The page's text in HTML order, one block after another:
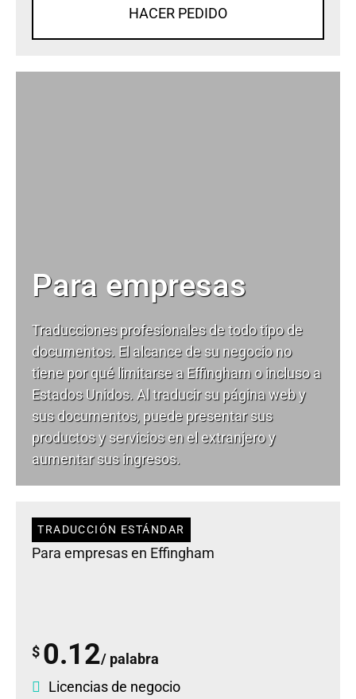
HACER PEDIDO
Para empresas
Traducciones profesionales de todo tipo de
documentos. El alcance de su negocio no
tiene por qué limitarse a Effingham o incluso a
Estados Unidos. Al traducir su página web y
sus documentos, puede presentar sus
productos y servicios en el extranjero y
aumentar sus ingresos.
TRADUCCIÓN ESTÁNDAR
Para empresas en Effingham
$ 0.12/ palabra
Licencias de negocio